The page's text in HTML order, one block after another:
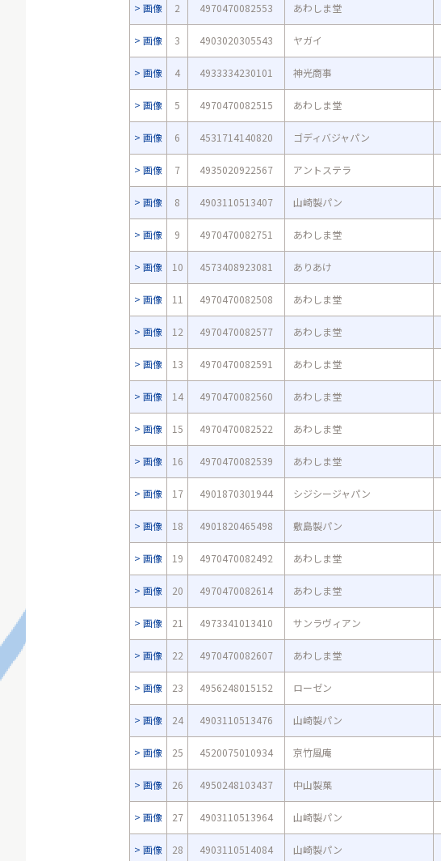
画像 2 4970470082553 あわしま堂
画像 3 4903020305543 ヤガイ
画像 4 4933334230101 神光商事
画像 5 4970470082515 あわしま堂
画像 6 4531714140820 ゴディバジャパン
画像 7 4935020922567 アントステラ
画像 8 4903110513407 山崎製パン
画像 9 4970470082751 あわしま堂
画像 10 4573408923081 ありあけ
画像 11 4970470082508 あわしま堂
画像 12 4970470082577 あわしま堂
画像 13 4970470082591 あわしま堂
画像 14 4970470082560 あわしま堂
画像 15 4970470082522 あわしま堂
画像 16 4970470082539 あわしま堂
画像 17 4901870301944 シジシージャパン
画像 18 4901820465498 敷島製パン
画像 19 4970470082492 あわしま堂
画像 20 4970470082614 あわしま堂
画像 21 4973341013410 サンラヴィアン
画像 22 4970470082607 あわしま堂
画像 23 4956248015152 ローゼン
画像 24 4903110513476 山崎製パン
画像 25 4520075010934 京竹風庵
画像 26 4950248103437 中山製菓
画像 27 4903110513964 山崎製パン
画像 28 4903110514084 山崎製パン